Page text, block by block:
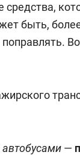
быть,
—